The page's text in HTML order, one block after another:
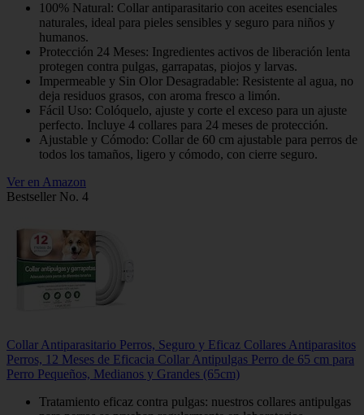
100% Natural: Collar antiparasitario con aceites esenciales
naturales, ideal para pieles sensibles y seguro para niños y
humanos.
Protección 24 Meses: Ingredientes activos de liberación lenta
protegen contra pulgas, garrapatas, piojos y larvas.
Impermeable y Sin Olor Desagradable: Resistente al agua, no
deja residuos grasos, con aroma fresco a limón.
Fácil Uso: Colóquelo, ajuste y corte el exceso para un ajuste
perfecto. Incluye 4 collares para 24 meses de protección.
Ajustable y Cómodo: Collar de 60 cm ajustable para perros de
todos los tamaños, ligero y cómodo, con cierre seguro.
Ver en Amazon
Bestseller No. 4
Collar Antiparasitario Perros, Seguro y Eficaz Collares Antiparasitos
Perros, 12 Meses de Eficacia Collar Antipulgas Perro de 65 cm para
Perro Pequeños, Medianos y Grandes (65cm)
Tratamiento eficaz contra pulgas: nuestros collares antipulgas